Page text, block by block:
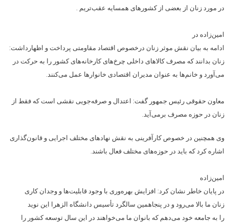
در مورد زنان از بعضی از کشورهای همسایه عقب‌تریم .
امین‌زاده در
ادامه به بیان نقش موثر زنان درخصوص اقتصاد مقاومتی پرداخت و اظهارداشت:
زنان بدانند که مصرف کالاهای داخلی چرخ‌های کارخانه‌های کشور را به حرکت در
می‌آورد و خانم‌ها به عنوان مدیران اقتصادی خانوارها عمل می‌کنند.
معاون حقوقی رئیس جمهور گفت: اعتدال و صرفه‌‌جویی نقشی است که فقط از
زنان در حوزه مصرف برمی‌آید.
وی همچنین در خصوص کارآفرینی به نقش نهادهای مختلف اجرایی و قانون‌گذاری
اشاره کرد که باید در حوزه‌‌های مختلف فعال باشند.
امین‌زاده
در پایان خاطر نشان کرد: افزایش بهره‌وری با وجود قابلیت‌ها و وجدان کاری
زنان ما بالا می‌رود و در پنجاهمین سالگرد تأسیس دانشگاه الزهرا این نوید
را به جامعه خود می‌دهم که بانوان ما می‌خواهند در این سال توسعه کشور را